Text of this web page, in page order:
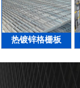
热镀锌格栅板